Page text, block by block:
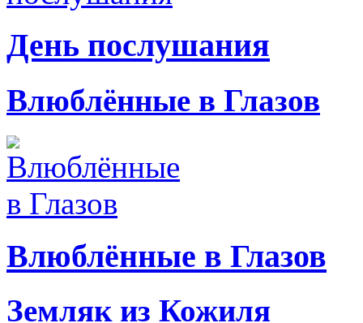
День послушания
Влюблённые в Глазов
Влюблённые в Глазов
Земляк из Кожиля